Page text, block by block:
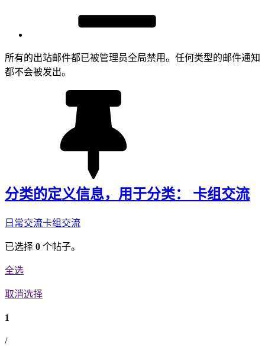
所有的出站邮件都已被管理员全局禁用。任何类型的邮件通知
都不会被发出。
分类的定义信息，用于分类： 卡组交流
日常交流卡组交流
已选择 0 个帖子。
全选
取消选择
1
/